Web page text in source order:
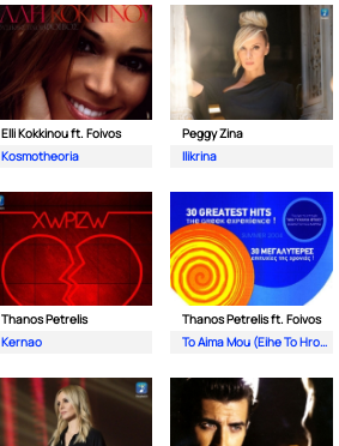
Elli Kokkinou ft. Foivos
Kosmotheoria
Peggy Zina
Ilikrina
Thanos Petrelis
Kernao
Thanos Petrelis ft. Foivos
To Aima Mou (Eihe To Hroma Tou Ouranou)